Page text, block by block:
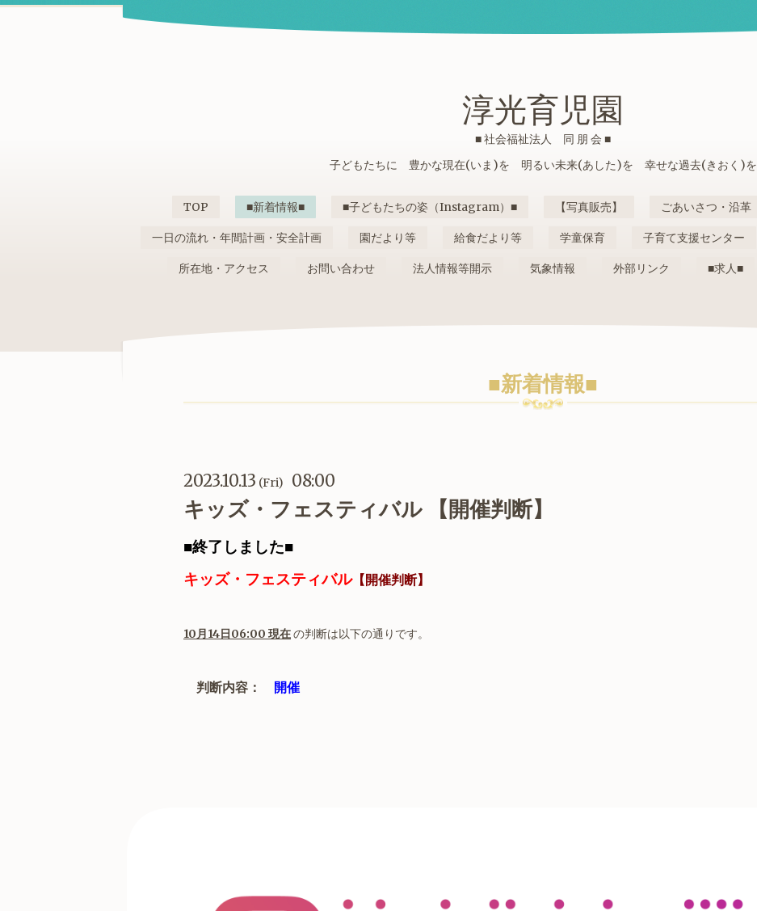
淳光育児園
■ 社会福祉法人 同 朋 会 ■
子どもたちに 豊かな現在(いま)を 明るい未来(あした)を 幸せな過去(きおく)を
TOP ■新着情報■ ■子どもたちの姿（Instagram）■ 【写真販売】 ごあいさつ・沿革
一日の流れ・年間計画・安全計画 園だより等 給食だより等 学童保育 子育て支援センター
所在地・アクセス お問い合わせ 法人情報等開示 気象情報 外部リンク ■求人■
■新着情報■
2023.10.13 (Fri) 08:00
キッズ・フェスティバル 【開催判断】
■終了しました■
キッズ・フェスティバル【開催判断】
10月14日06:00 現在の判断は以下の通りです。
判断内容： 開催